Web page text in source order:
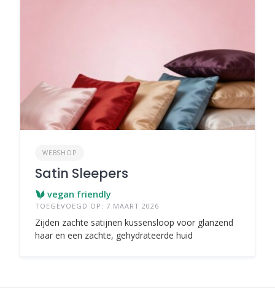
WEBSHOP
Satin Sleepers
vegan friendly
TOEGEVOEGD OP: 7 MAART 2026
Zijden zachte satijnen kussensloop voor glanzend
haar en een zachte, gehydrateerde huid